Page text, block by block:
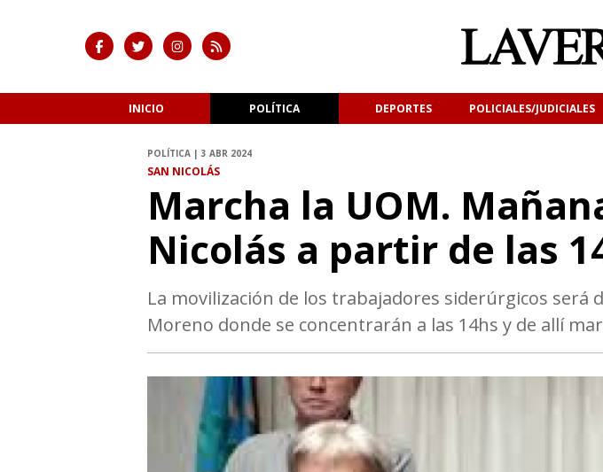
INICIO POLÍTICA DEPORTES POLICIALES/JUDICIALES
POLÍTICA | 3 ABR 2024
SAN NICOLÁS
Marcha la UOM.
Nicolás a partir de las
La movilización de los trabajadores siderúrgicos será
Moreno donde se concentrarán a las 14hs y de allí